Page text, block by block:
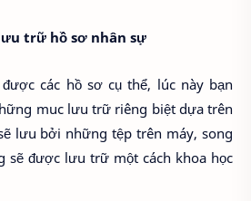
trữ hồ sơ nhân sự
các hồ sơ cụ thể, lúc này bạn
muc lưu trữ riêng biệt dựa trên
lưu bởi những tệp trên máy, song
sẽ được lưu trữ một cách khoa học